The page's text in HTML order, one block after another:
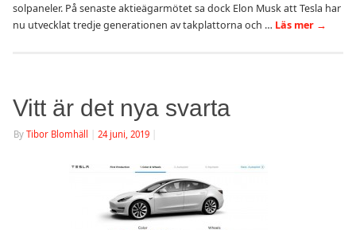
solpaneler. På senaste aktieägarmötet sa dock Elon Musk att Tesla har
nu utvecklat tredje generationen av takplattorna och … Läs mer →
Vitt är det nya svarta
By Tibor Blomhäll 24 juni, 2019